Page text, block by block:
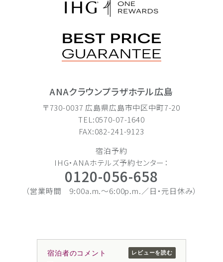
ANAクラウンプラザホテル広島
〒730-0037 広島県広島市中区中町7-20
TEL:0570-07-1640
FAX:082-241-9123
宿泊予約
IHG・ANAホテルズ予約センター：
0120-056-658
（営業時間 9:00a.m.〜6:00p.m.／日・元日休み）
宿泊者のコメント レビューを読む